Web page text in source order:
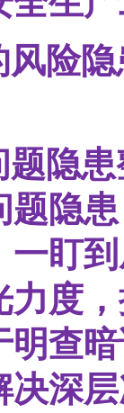
险
隐
题隐
一盯
力度
查
深